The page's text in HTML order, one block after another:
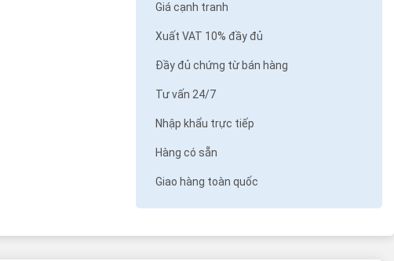
Giá cạnh tranh
Xuất VAT 10% đầy đủ
Đầy đủ chứng từ bán hàng
Tư vấn 24/7
Nhập khẩu trực tiếp
Hàng có sẵn
Giao hàng toàn quốc